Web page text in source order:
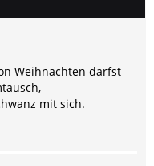
Weihnachten darfst
mit sich.